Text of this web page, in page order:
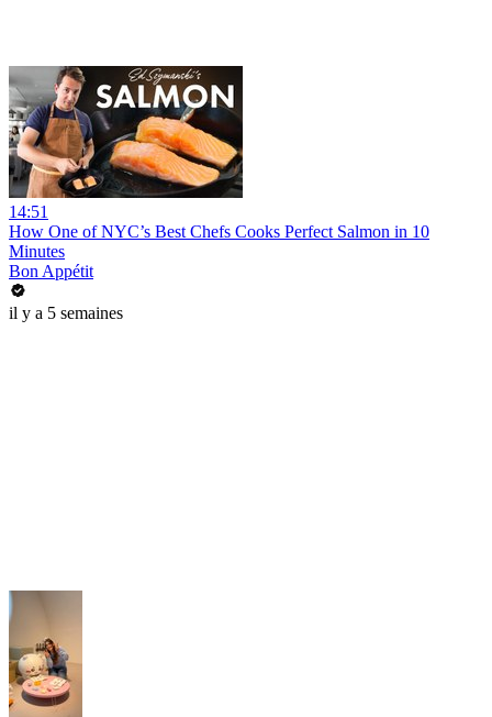
14:51
How One of NYC’s Best Chefs Cooks Perfect Salmon in 10
Minutes
Bon Appétit
il y a 5 semaines